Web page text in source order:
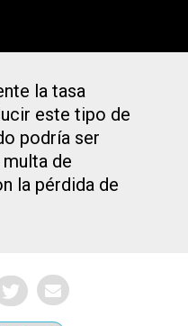
la tasa
este tipo de
podría ser
de
la pérdida de